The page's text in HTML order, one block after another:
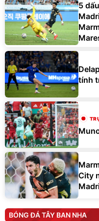
5
tính
City
BÓNG ĐÁ TÂY BAN NHA